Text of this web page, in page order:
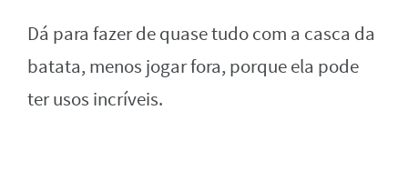
Dá para fazer de quase tudo com a casca da
batata, menos jogar fora, porque ela pode
ter usos incríveis.